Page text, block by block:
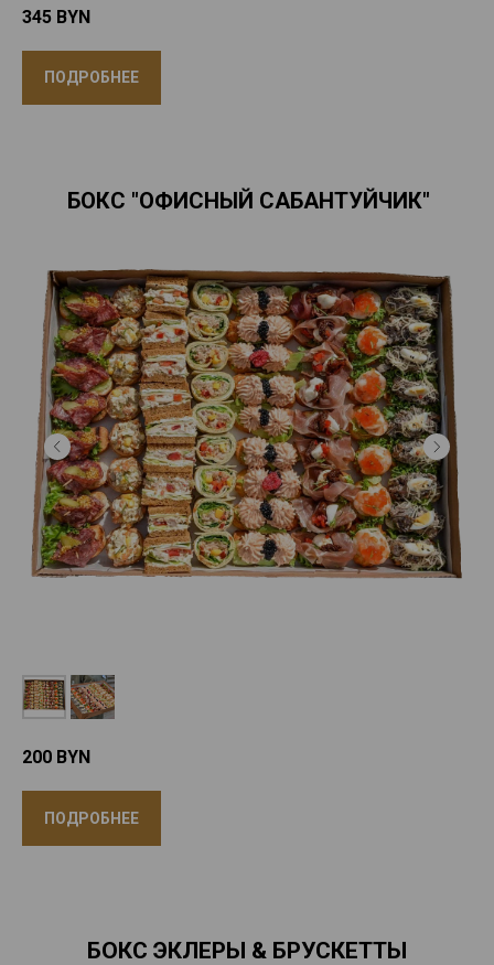
345 BYN
ПОДРОБНЕЕ
БОКС "ОФИСНЫЙ САБАНТУЙЧИК"
200 BYN
ПОДРОБНЕЕ
БОКС ЭКЛЕРЫ & БРУСКЕТТЫ